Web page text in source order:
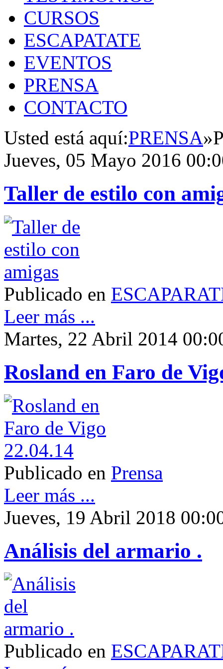
CURSOS
ESCAPATATE
EVENTOS
PRENSA
CONTACTO
Usted está aquí:PRENSA»
Jueves, 05 Mayo 2016
Taller de estilo con
Publicado en
Leer más ...
Martes, 22 Abril 2014
Rosland en Faro de
Publicado en Prensa
Leer más ...
Jueves, 19 Abril 2018
Análisis del armario .
Publicado en